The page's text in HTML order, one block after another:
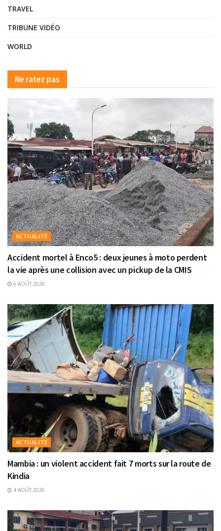
TRAVEL
TRIBUNE VIDÉO
WORLD
Ne ratez pas
ACTUALITÉ
Accident mortel à Enco5 : deux jeunes à moto perdent
la vie après une collision avec un pickup de la CMIS
6 AOÛT 2026
ACTUALITÉ
Mambia : un violent accident fait 7 morts sur la route de
Kindia
4 AOÛT 2026